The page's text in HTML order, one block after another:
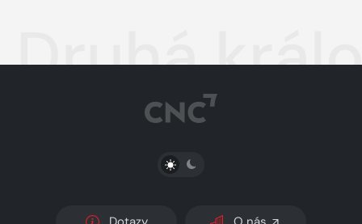
Druhá
PŘEPNOUT SVĚTLÝ/TMAVÝ REŽIM